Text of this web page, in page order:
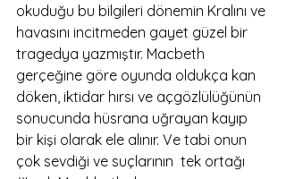
okuduğu bu bilgileri dönemin Kralını ve
havasını incitmeden gayet güzel bir
tragedya yazmıştır. Macbeth
gerçeğine göre oyunda oldukça kan
döken, iktidar hırsı ve açgözlülüğünün
sonucunda hüsrana uğrayan kayıp
bir kişi olarak ele alınır. Ve tabi onun
çok sevdiği ve suçlarının  tek ortağı